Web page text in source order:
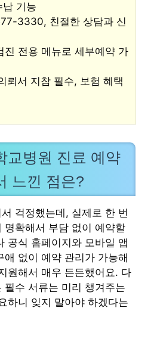
납 기능
3330, 친절한 상담과 신
진 전용 메뉴로 세부예약 가
뢰서 지참 필수, 보험 혜택
교병원 진료 예약
느낀 점은?
걱정했는데, 실제로 한 번
명확해서 부담 없이 예약할
공식 홈페이지와 모바일 앱
애 없이 예약 관리가 가능해
원해서 매우 든든했어요. 다
필수 서류는 미리 챙겨주는
하니 잊지 말아야 하겠다는